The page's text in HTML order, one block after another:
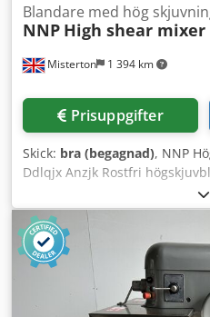
Misterton 1 394 km
Blandare med hög
NNP High shear mixer
Prisuppgifter
Skick: bra (begagnad), NNP
Ddlqjx Anzjk Rostfri
kärl med tratt för tillsättning
mm, diameter på